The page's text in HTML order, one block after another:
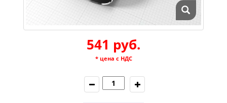
541 руб.
* цена с НДС